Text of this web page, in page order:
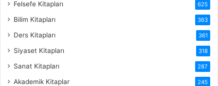
Felsefe Kitapları 625
Bilim Kitapları 363
Ders Kitapları 361
Siyaset Kitapları 318
Sanat Kitapları 287
Akademik Kitaplar 245